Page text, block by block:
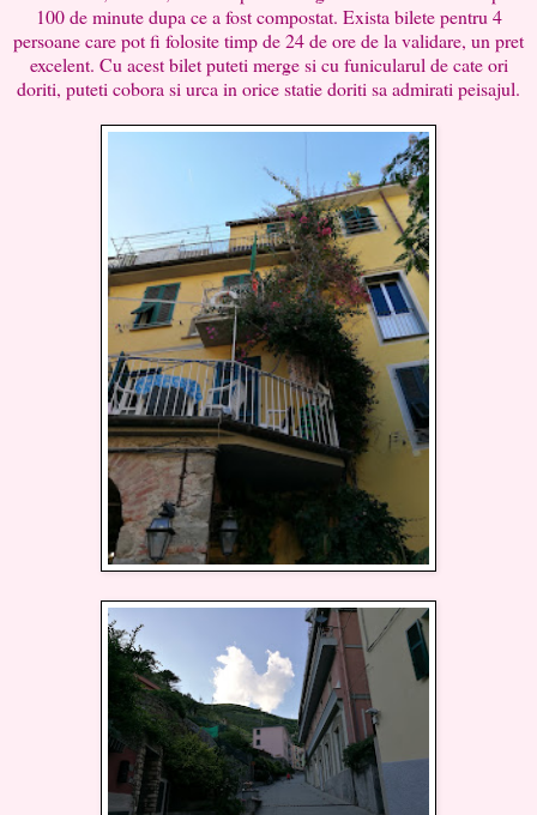
100 de minute dupa ce a fost compostat. Exista bilete pentru 4
persoane care pot fi folosite timp de 24 de ore de la validare, un pret
excelent. Cu acest bilet puteti merge si cu funicularul de cate ori
doriti, puteti cobora si urca in orice statie doriti sa admirati peisajul.